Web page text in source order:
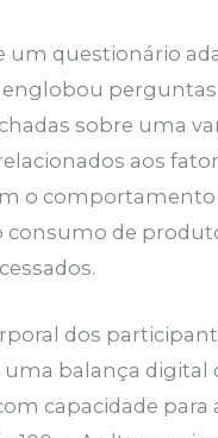
um questionário
englobou
sobre uma
aos
o comportamento
consumo de
dos
balança digital
capacidade para